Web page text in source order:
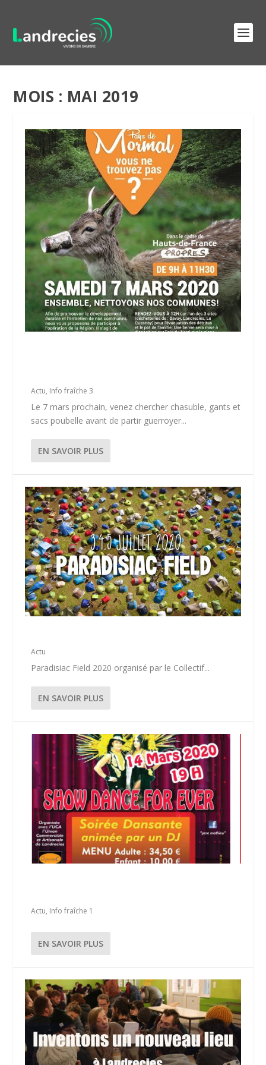
MOIS : MAI 2019
Actu, Info fraîche 3
Le 7 mars prochain, venez chercher chasuble, gants et
sacs poubelle avant de partir guerroyer...
EN SAVOIR PLUS
Actu
Paradisiac Field 2020 organisé par le Collectif...
EN SAVOIR PLUS
Actu, Info fraîche 1
EN SAVOIR PLUS